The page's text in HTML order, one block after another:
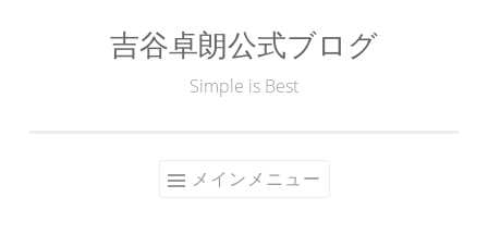
吉谷卓朗公式ブログ
Simple is Best
メインメニュー